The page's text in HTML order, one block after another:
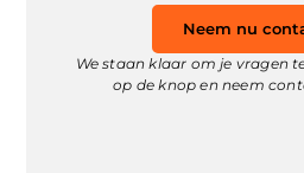
Neem nu
We staan klaar om je vragen
op de knop en neem